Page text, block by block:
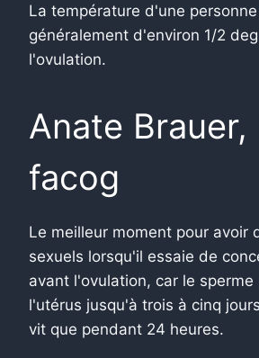
La température d'une
généralement d'environ 1/2
l'ovulation.
Anate Brauer,
facog
Le meilleur moment pour avoir
sexuels lorsqu'il essaie de
avant l'ovulation, car le
l'utérus jusqu'à trois à cinq
vit que pendant 24 heures.